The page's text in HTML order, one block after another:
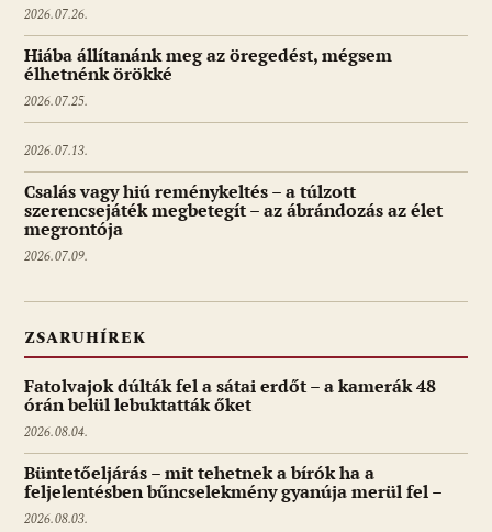
2026.07.26.
Hiába állítanánk meg az öregedést, mégsem
élhetnénk örökké
2026.07.25.
2026.07.13.
Csalás vagy hiú reménykeltés – a túlzott
szerencsejáték megbetegít – az ábrándozás az élet
megrontója
2026.07.09.
ZSARUHÍREK
Fatolvajok dúlták fel a sátai erdőt – a kamerák 48
órán belül lebuktatták őket
2026.08.04.
Büntetőeljárás – mit tehetnek a bírók ha a
feljelentésben bűncselekmény gyanúja merül fel –
2026.08.03.